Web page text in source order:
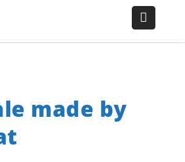
made by